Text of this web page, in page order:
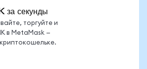
за секунды
торгуйте и
в MetaMask —